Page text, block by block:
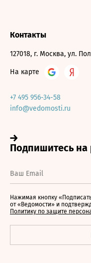
Контакты
127018, г. Москва, ул.
На карте
+7 495 956-34-58
info@vedomosti.ru
Нажимая кнопку
от «Ведомости» и
Политику по защите